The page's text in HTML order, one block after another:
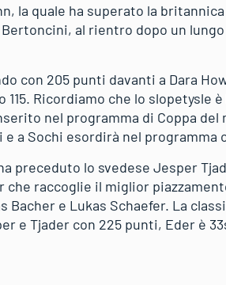
la quale ha superato la
al rientro dopo un
con 205 punti davanti a Dara
Ricordiamo che lo slopetysle è
nel programma di Coppa del
a Sochi esordirà nel programma
preceduto lo svedese Jesper
che raccoglie il miglior
e Lukas Schaefer. La
e Tjader con 225 punti, Eder è